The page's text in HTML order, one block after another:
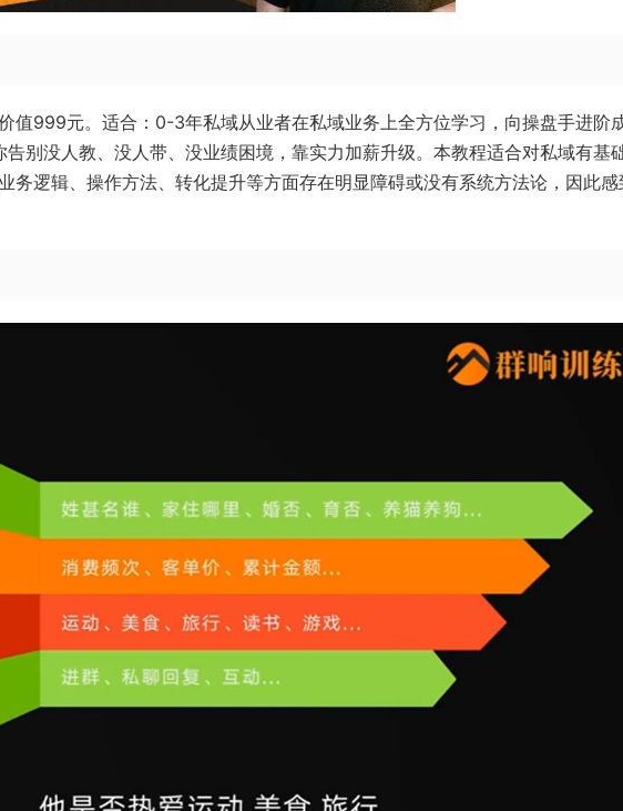
值999元。适合：0-3年私域从业者在私域业务上全方位学习，向操盘手进阶
别没人教、没人带、没业绩困境，靠实力加薪升级。本教程适合对私域有基
务逻辑、操作方法、转化提升等方面存在明显障碍或没有系统方法论，因此感